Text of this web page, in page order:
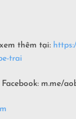
thêm tại:
trai
m.me/